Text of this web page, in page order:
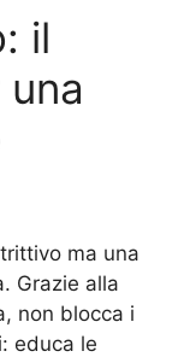
il
ma una
Grazie alla
non blocca i
educa le